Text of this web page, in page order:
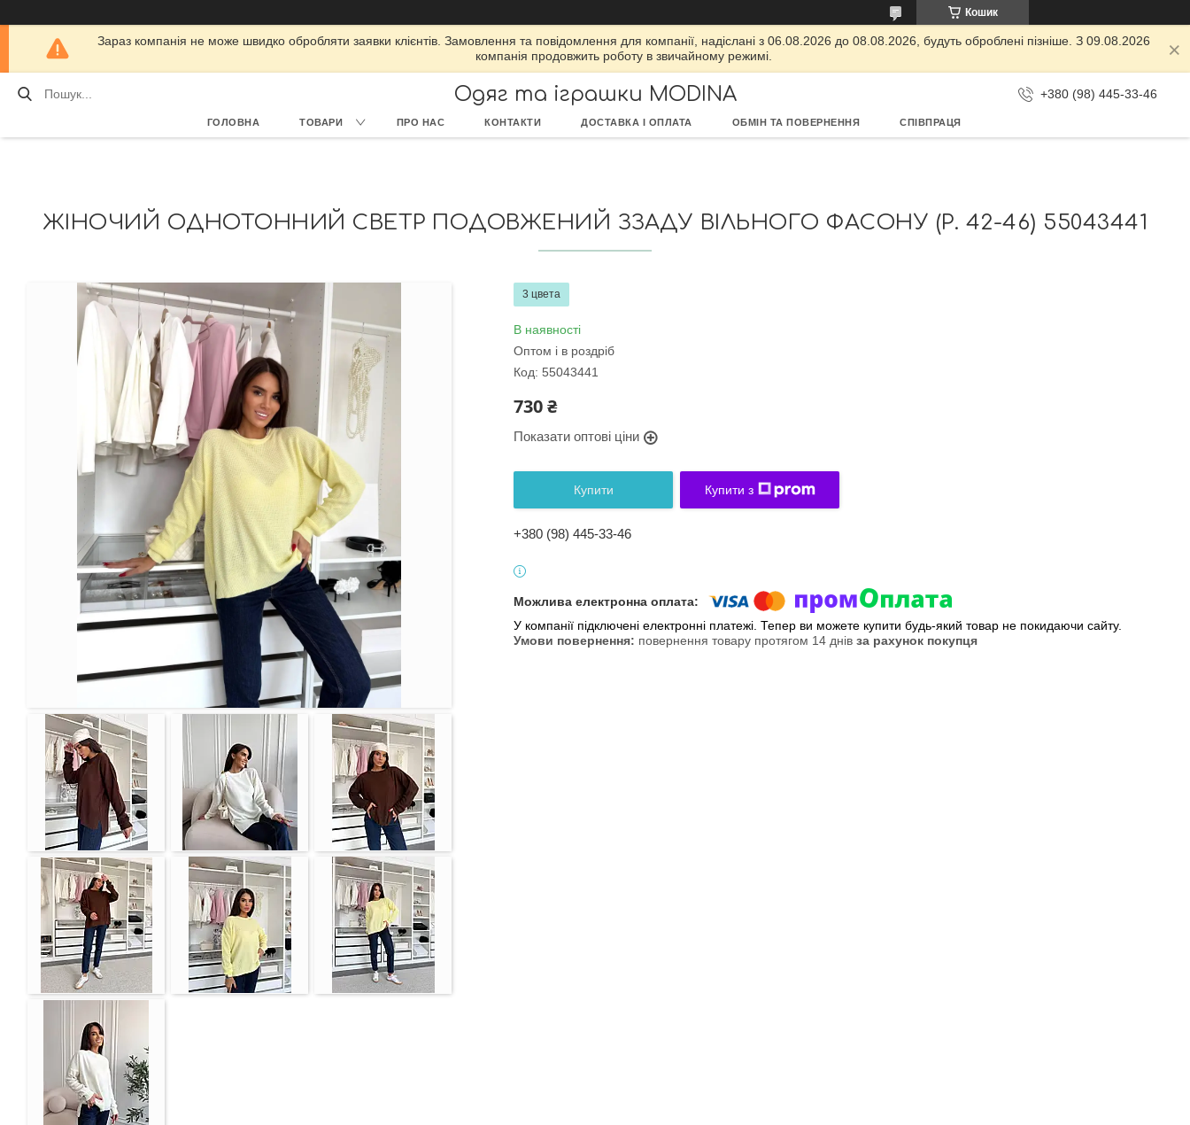
Кошик
Зараз компанія не може швидко обробляти заявки клієнтів. Замовлення та повідомлення для компанії, надіслані з 06.08.2026 до 08.08.2026, будуть оброблені пізніше. З 09.08.2026
компанія продовжить роботу в звичайному режимі.
Одяг та іграшки MODINA +380 (98) 445-33-46
ГОЛОВНА ТОВАРИ ПРО НАС КОНТАКТИ ДОСТАВКА І ОПЛАТА ОБМІН ТА ПОВЕРНЕННЯ СПІВПРАЦЯ
ЖІНОЧИЙ ОДНОТОННИЙ СВЕТР ПОДОВЖЕНИЙ ЗЗАДУ ВІЛЬНОГО ФАСОНУ (Р. 42-46) 55043441
3 цвета
В наявності
Оптом і в роздріб
Код: 55043441
730 ₴
Показати оптові ціни
Купити Купити з
+380 (98) 445-33-46
У компанії підключені електронні платежі. Тепер ви можете купити будь-який товар не покидаючи сайту.
повернення товару протягом 14 днів за рахунок покупця